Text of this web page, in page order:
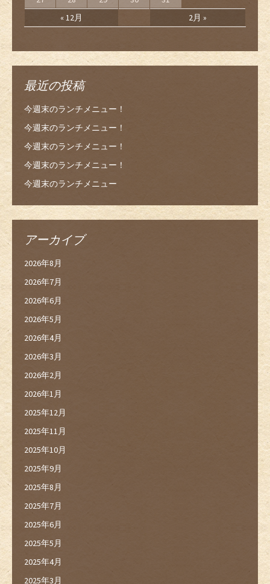
« 12月 2月 »
最近の投稿
今週末のランチメニュー！
今週末のランチメニュー！
今週末のランチメニュー！
今週末のランチメニュー！
今週末のランチメニュー
アーカイブ
2026年8月
2026年7月
2026年6月
2026年5月
2026年4月
2026年3月
2026年2月
2026年1月
2025年12月
2025年11月
2025年10月
2025年9月
2025年8月
2025年7月
2025年6月
2025年5月
2025年4月
2025年3月